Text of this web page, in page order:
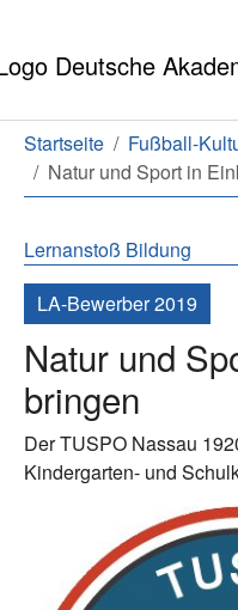
Sie sind hier:
Startseite Fußball-
Natur und Sport in
Lernanstoß Bildung
LA-Bewerber 2019
Natur und
bringen
Der TUSPO Nassau
Kindergarten- und